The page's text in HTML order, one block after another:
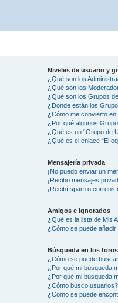
Niveles de usuario y
¿Qué son los
¿Qué son los
¿Qué son los Grupos
¿Donde están los
¿Cómo me convierto
¿Por qué algunos
¿Qué es un “Grupo de
¿Qué es el enlace “El
Mensajería privada
¡No puedo enviar un
¡Recibo mensajes
¡Recibí spam o correos
Amigos e Ignorados
¿Qué es la lista de Mis
¿Cómo se puede
Búsqueda en los foros
¿Cómo se puede
¿Por qué mi búsqueda
¿Por qué mi búsqueda
¿Cómo busco usuarios?
¿Como se puede